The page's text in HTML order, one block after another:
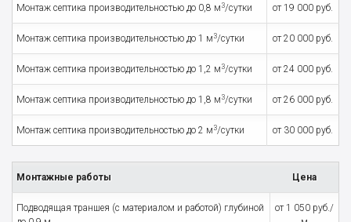
Монтаж септика производительностью до 0,8 м 3/сутки от 19 000 руб.
Монтаж септика производительностью до 1 м 3/сутки от 20 000 руб.
Монтаж септика производительностью до 1,2 м 3/сутки от 24 000 руб.
Монтаж септика производительностью до 1,8 м 3/сутки от 26 000 руб.
Монтаж септика производительностью до 2 м 3/сутки от 30 000 руб.
Монтажные работы Цена
Подводящая траншея (с материалом и работой) глубиной
от 1 050 руб./